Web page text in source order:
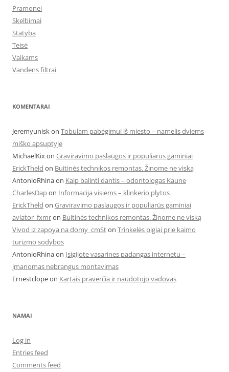
Pramonei
Skelbimai
Statyba
Teisė
Vaikams
Vandens filtrai
KOMENTARAI
Jeremyuniskon Tobulam pabėgimui iš miesto – namelis dviems
miško apsuptyje
MichaelKixon Graviravimo paslaugos ir populiarūs gaminiai
ErickTheld on Buitinės technikos remontas. Žinome ne viską
AntonioRhinaon Kaip balinti dantis – odontologas Kaune
CharlesDapon Informacija visiems – klinkerio plytos
ErickTheld on Graviravimo paslaugos ir populiarūs gaminiai
aviator_fxmron Buitinės technikos remontas. Žinome ne viską
Vivod iz zapoya na domy_cmSton Trinkelės pigiai prie kaimo
turizmo sodybos
AntonioRhinaon Įsigijote vasarines padangas internetu –
įmanomas nebrangus montavimas
Ernestclopeon Kartais praverčia ir naudotojo vadovas
NAMAI
Log in
Entries feed
Comments feed